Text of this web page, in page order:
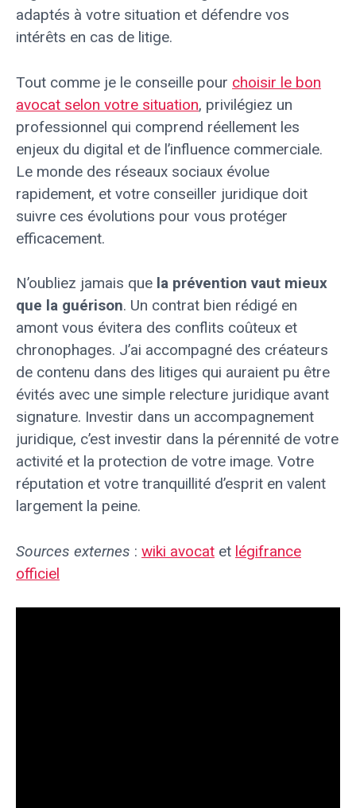
adaptés à votre situation et défendre vos
intérêts en cas de litige.
Tout comme je le conseille pour choisir le bon
avocat selon votre situation, privilégiez un
professionnel qui comprend réellement les
enjeux du digital et de l’influence commerciale.
Le monde des réseaux sociaux évolue
rapidement, et votre conseiller juridique doit
suivre ces évolutions pour vous protéger
efficacement.
N’oubliez jamais que la prévention vaut mieux
que la guérison. Un contrat bien rédigé en
amont vous évitera des conflits coûteux et
chronophages. J’ai accompagné des créateurs
de contenu dans des litiges qui auraient pu être
évités avec une simple relecture juridique avant
signature. Investir dans un accompagnement
juridique, c’est investir dans la pérennité de votre
activité et la protection de votre image. Votre
réputation et votre tranquillité d’esprit en valent
largement la peine.
Sources externes : wiki avocat et légifrance
officiel